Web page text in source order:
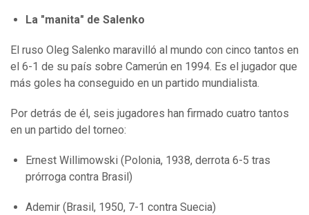
La "manita" de Salenko
El ruso Oleg Salenko maravilló al mundo con cinco tantos en
el 6-1 de su país sobre Camerún en 1994. Es el jugador que
más goles ha conseguido en un partido mundialista.
Por detrás de él, seis jugadores han firmado cuatro tantos
en un partido del torneo:
Ernest Willimowski (Polonia, 1938, derrota 6-5 tras
prórroga contra Brasil)
Ademir (Brasil, 1950, 7-1 contra Suecia)